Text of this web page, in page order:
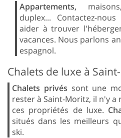
Appartements,
duplex... Contactez-
aider à trouver
vacances. Nous parlons
espagnol.
Chalets de luxe à
Chalets privés sont une
rester à Saint-Moritz, il n'y
ces propriétés de luxe.
situés dans les meilleurs
ski.